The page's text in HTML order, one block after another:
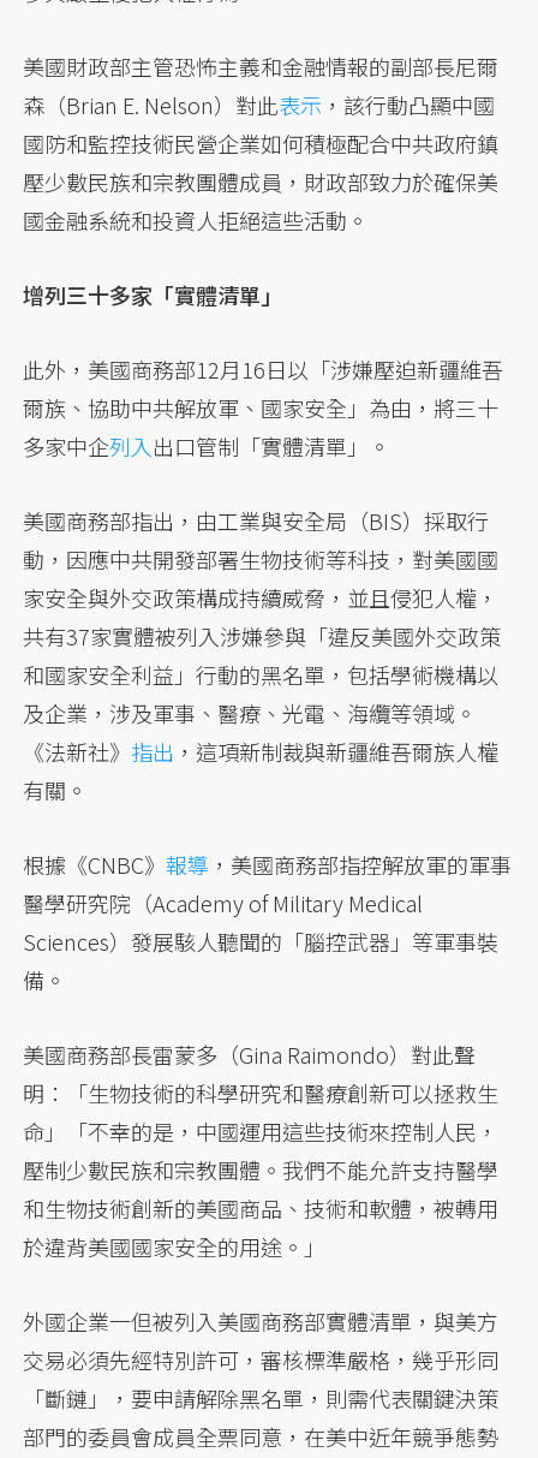
美國財政部主管恐怖主義和金融情報的副部長尼爾
森（Brian E. Nelson）對此表示 ，該行動凸顯中國
國防和監控技術民營企業如何積極配合中共政府鎮
壓少數民族和宗教團體成員，財政部致力於確保美
國金融系統和投資人拒絕這些活動。
增列三十多家「實體清單」
此外，美國商務部12月16日以「涉嫌壓迫新疆維吾
爾族、協助中共解放軍、國家安全」為由，將三十
多家中企列入出口管制「實體清單」。
美國商務部指出，由工業與安全局（BIS）採取行
動，因應中共開發部署生物技術等科技，對美國國
家安全與外交政策構成持續威脅，並且侵犯人權，
共有37家實體被列入涉嫌參與「違反美國外交政策
和國家安全利益」行動的黑名單，包括學術機構以
及企業，涉及軍事、醫療、光電、海纜等領域。
《法新社》 指出 ，這項新制裁與新疆維吾爾族人權
有關。
根據《CNBC》報導 ，美國商務部指控解放軍的軍事
醫學研究院（Academy of Military Medical
Sciences）發展駭人聽聞的「腦控武器」等軍事裝
備。
美國商務部長雷蒙多（Gina Raimondo）對此聲
明：「生物技術的科學研究和醫療創新可以拯救生
命」「不幸的是，中國運用這些技術來控制人民，
壓制少數民族和宗教團體。我們不能允許支持醫學
和生物技術創新的美國商品、技術和軟體，被轉用
於違背美國國家安全的用途。」
外國企業一但被列入美國商務部實體清單，與美方
交易必須先經特別許可，審核標準嚴格，幾乎形同
「斷鏈」，要申請解除黑名單，則需代表關鍵決策
部門的委員會成員全票同意，在美中近年競爭態勢